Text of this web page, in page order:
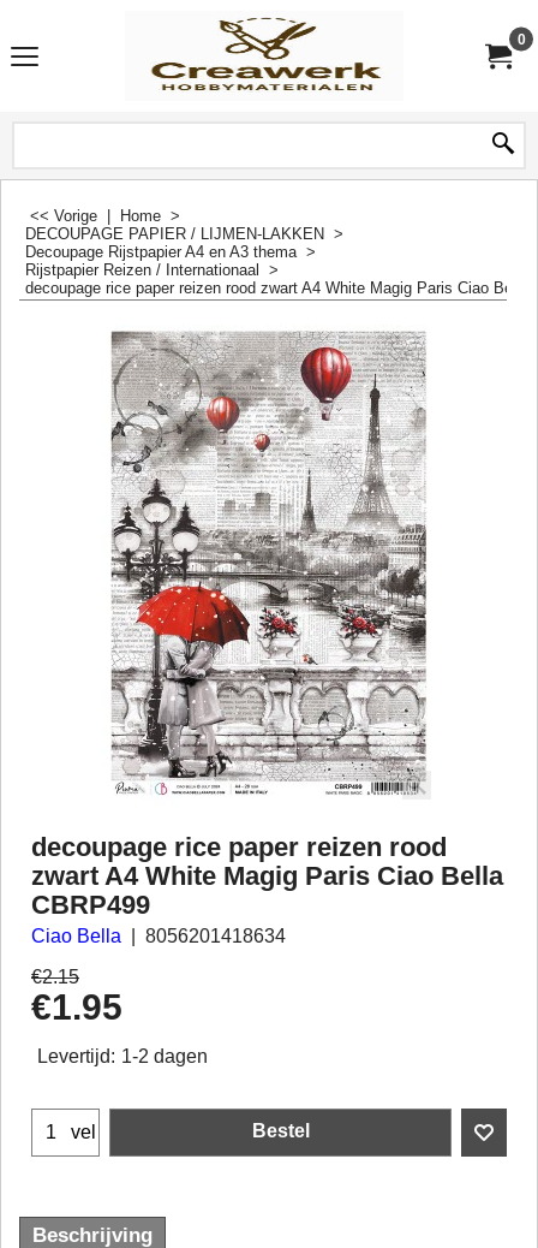
0
<< Vorige Home >
DECOUPAGE PAPIER / LIJMEN-LAKKEN >
Decoupage Rijstpapier A4 en A3 thema>
Rijstpapier Reizen / Internationaal
>
decoupage rice paper reizen rood zwart A4 White Magig Paris Ciao Bella
decoupage rice paper reizen rood
zwart A4 White Magig Paris Ciao Bella
CBRP499
Ciao Bella
8056201418634
€2.15
€1.95
Levertijd: 1-2 dagen
vel Bestel
Beschrijving